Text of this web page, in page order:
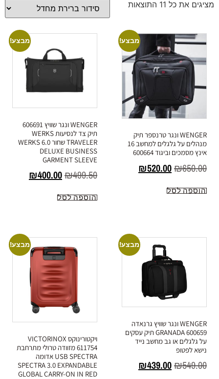
מציגים את כל ⁦11⁩ התוצאות
מבצע!
WENGER ונגר טרנספר תיק
מנהלים על גלגלים למחשב 16
אינץ מסמכים וביגוד 600664
₪650.00
₪520.00
הוספה לסל
מבצע!
WENGER ונגר שוויץ 606691
תיק צד לנסיעות WERKS
TRAVELER שחור WERKS 6.0
DELUXE BUSINESS
GARMENT SLEEVE
₪499.50
₪400.00
הוספה לסל
מבצע!
WENGER ונגר שוויץ גרנאדה
600659 GRANADA תיק עסקים
על גלגלים או גב מחשב נייד
נישא לפטופ
₪549.00
₪439.00
מבצע!
ויקטורינוקס VICTORINOX
611754 מזוודה טרולי מתרחבת
USB SPECTRA אדומה
SPECTRA 3.0 EXPANDABLE
GLOBAL CARRY-ON IN RED